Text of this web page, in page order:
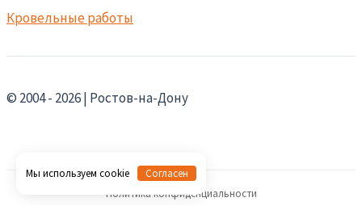
Кровельные работы
© 2004 - 2026 | Ростов-на-Дону
Политика конфиденциальности
Мы используем cookie Согласен